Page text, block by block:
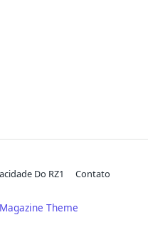
Do RZ1 Contato
Theme